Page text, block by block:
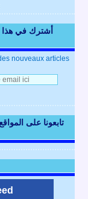
nouveaux articles